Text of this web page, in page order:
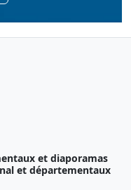
et diaporamas
et départementaux